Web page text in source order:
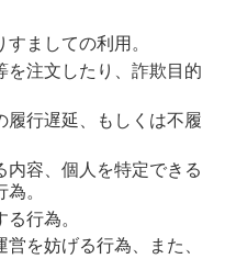
ましての利用。
を注文したり、詐欺目的
履行遅延、もしくは不履
内容、個人を特定できる
。
行為。
を妨げる行為、また、